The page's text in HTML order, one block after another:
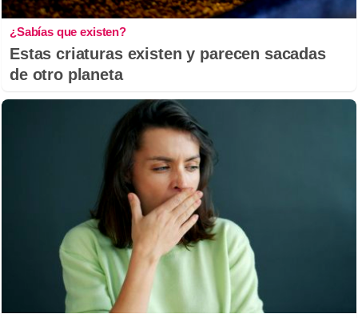
¿Sabías que existen?
Estas criaturas existen y parecen sacadas
de otro planeta